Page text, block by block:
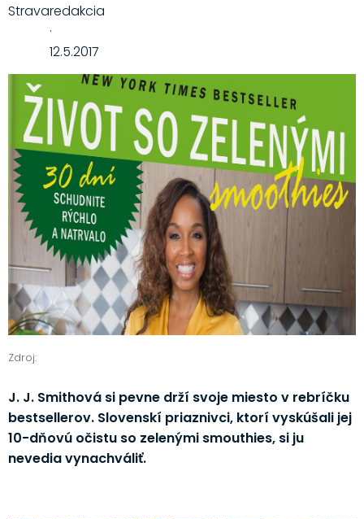
Zdroj:
J. J. Smithová si pevne drží svoje miesto v rebríčku
bestsellerov. Slovenskí priaznivci, ktorí vyskúšali jej
10-dňovú očistu so zelenými smouthies, si ju
nevedia vynachváliť.
Stravaredakcia
·
12.5.2017